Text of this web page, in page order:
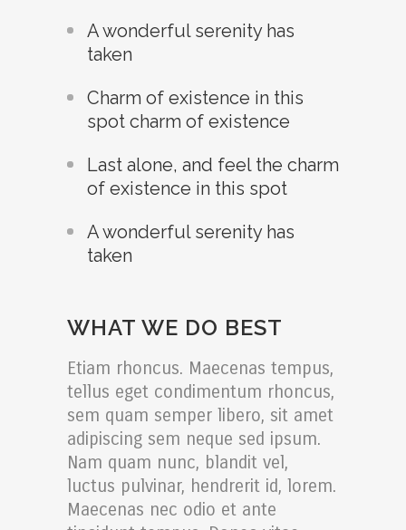
A wonderful serenity has
taken
Charm of existence in this
spot charm of existence
Last alone, and feel the charm
of existence in this spot
A wonderful serenity has
taken
WHAT WE DO BEST
Etiam rhoncus. Maecenas tempus,
tellus eget condimentum rhoncus,
sem quam semper libero, sit amet
adipiscing sem neque sed ipsum.
Nam quam nunc, blandit vel,
luctus pulvinar, hendrerit id, lorem.
Maecenas nec odio et ante